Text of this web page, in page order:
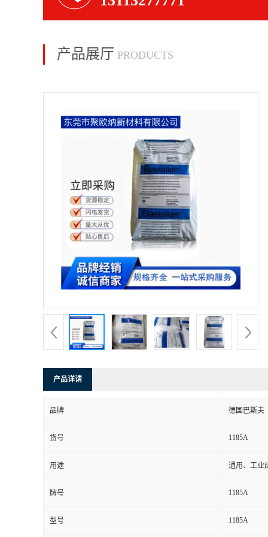
产品展厅 PRODUCTS
产品详请
品牌 德国巴斯夫
货号 1185A
用途 通用、工业
牌号 1185A
型号 1185A